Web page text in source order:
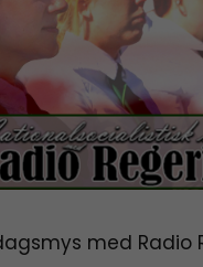
med Radio